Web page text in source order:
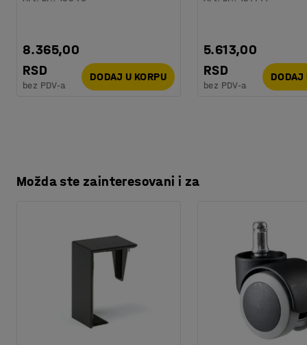
8.365,00
RSD
bez PDV-a
DODAJ U KORPU
5.613,00
RSD
bez PDV-a
DODAJ
Možda ste zainteresovani i za